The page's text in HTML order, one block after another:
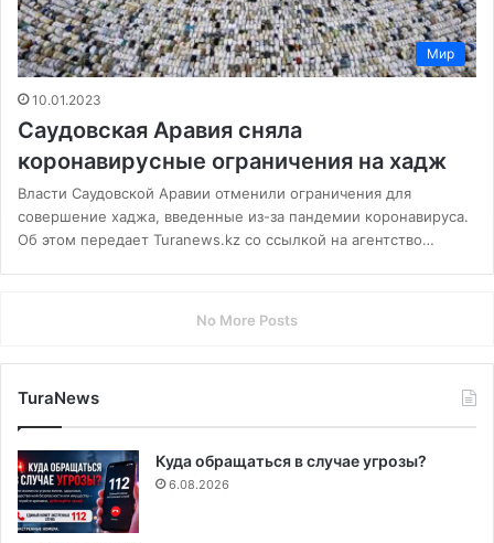
Мир
10.01.2023
Саудовская Аравия сняла
коронавирусные ограничения на хадж
Власти Саудовской Аравии отменили ограничения для
совершение хаджа, введенные из-за пандемии коронавируса.
Об этом передает Turanews.kz со ссылкой на агентство…
No More Posts
TuraNews
Куда обращаться в случае угрозы?
6.08.2026